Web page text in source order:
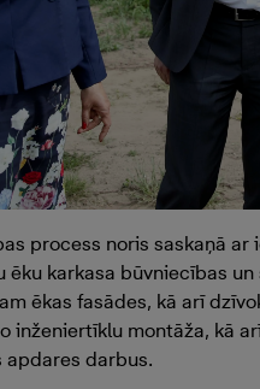
process noris saskaņā
karkasa būvniecības
ēkas fasādes, kā arī
inženiertīklu montāža, kā
apdares darbus.